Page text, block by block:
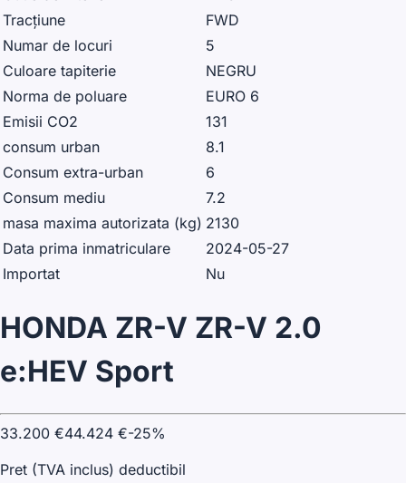
Tracțiune
FWD
Numar de locuri
5
Culoare tapiterie
NEGRU
Norma de poluare
EURO 6
Emisii CO2
131
consum urban
8.1
Consum extra-urban
6
Consum mediu
7.2
masa maxima autorizata (kg) 2130
Data prima inmatriculare
2024-05-27
Importat
Nu
HONDA ZR-V ZR-V 2.0
e:HEV Sport
33.200 €44.424 €-25%
Pret (TVA inclus) deductibil